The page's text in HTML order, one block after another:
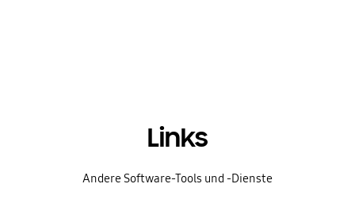
Links
Andere Software-Tools und -Dienste